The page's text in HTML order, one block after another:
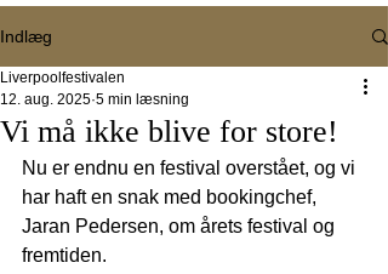
Indlæg
Vi må ikke blive for store!
Liverpoolfestivalen
12. aug. 2025 5 min læsning
Nu er endnu en festival overstået, og vi
har haft en snak med bookingchef,
Jaran Pedersen, om årets festival og
fremtiden.